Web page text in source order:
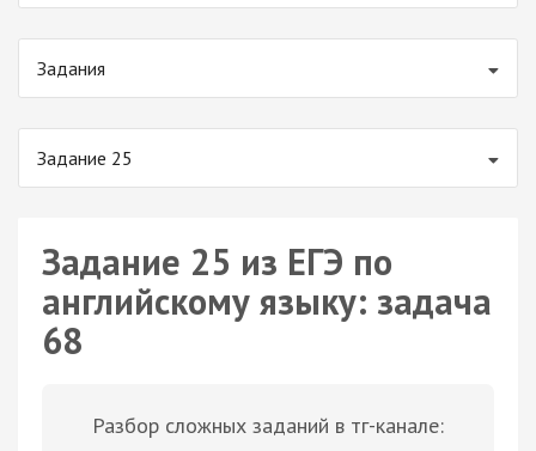
Задания
Задание 25
Задание 25 из ЕГЭ по
английскому языку: задача
68
Разбор сложных заданий в тг-канале: